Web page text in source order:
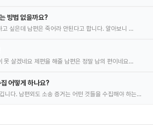
방법 없을까요?
고 싶은데 남편은 죽어라 안된다고 합니다. 알아보니 …
못 살겠네요 제편을 해줄 남편은 정말 남의 편이네요…
어떻게 하나요?
니다. 남편외도 소송 증거는 어떤 것들을 수집해야 하는…